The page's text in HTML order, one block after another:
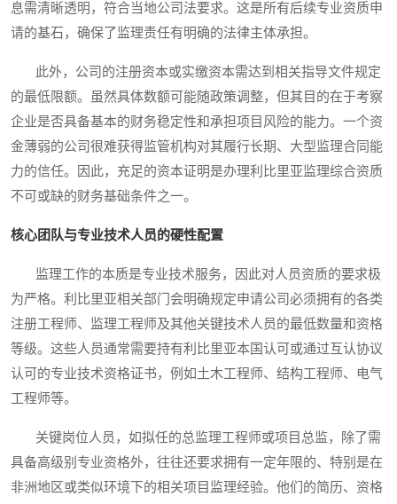
息需清晰透明，符合当地公司法要求。这是所有后续专业资质申
请的基石，确保了监理责任有明确的法律主体承担。
此外，公司的注册资本或实缴资本需达到相关指导文件规定
的最低限额。虽然具体数额可能随政策调整，但其目的在于考察
企业是否具备基本的财务稳定性和承担项目风险的能力。一个资
金薄弱的公司很难获得监管机构对其履行长期、大型监理合同能
力的信任。因此，充足的资本证明是办理利比里亚监理综合资质
不可或缺的财务基础条件之一。
核心团队与专业技术人员的硬性配置
监理工作的本质是专业技术服务，因此对人员资质的要求极
为严格。利比里亚相关部门会明确规定申请公司必须拥有的各类
注册工程师、监理工程师及其他关键技术人员的最低数量和资格
等级。这些人员通常需要持有利比里亚本国认可或通过互认协议
认可的专业技术资格证书，例如土木工程师、结构工程师、电气
工程师等。
关键岗位人员，如拟任的总监理工程师或项目总监，除了需
具备高级别专业资格外，往往还要求拥有一定年限的、特别是在
非洲地区或类似环境下的相关项目监理经验。他们的简历、资格